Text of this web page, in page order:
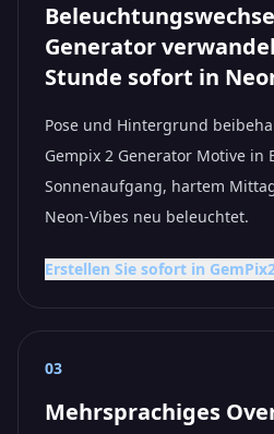
Generator
Stunde sofort in
Pose und Hintergrund
Gempix 2 Generator Motive in
Sonnenaufgang, hartem
Neon-Vibes neu beleuchtet.
Erstellen Sie sofort in
03
Mehrsprachiges